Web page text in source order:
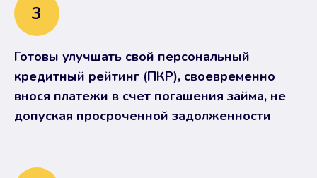
3
Готовы улучшать свой персональный
кредитный рейтинг (ПКР), своевременно
внося платежи в счет погашения займа, не
допуская просроченной задолженности